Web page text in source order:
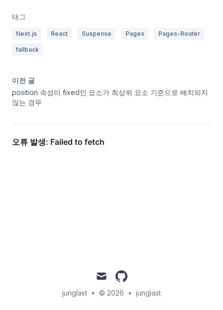
태그
Next.js React Suspense Pages Pages-Router
fallback
이전 글
position 속성이 fixed인 요소가 최상위 요소 기준으로 배치되지
않는 경우
mail github
junglast • © 2026 • junglast